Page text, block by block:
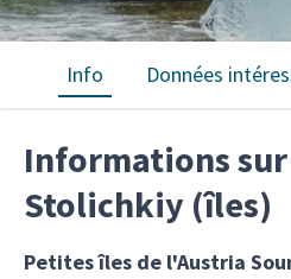
Info Données
Informations
Stolichkiy (îles)
Petites îles de l'Austria